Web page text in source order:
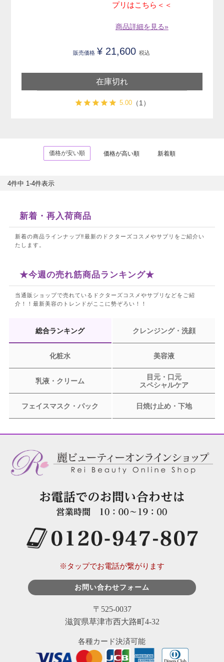
プリはこちら＜＜
商品詳細を見る»
販売価格 ¥ 21,600 税込
在庫切れ
5.00（1）
価格が安い順 価格が高い順 新着順
4件中 1-4件表示
新着・再入荷商品
新着の商品ラインナップ‼最新のドクターズコスメやサプリをご紹介い
たします。
★今週の売れ筋商品ランキング★
当通販ショップで売れているドクターズコスメやサプリなどをご紹
介！！最新美容のトレンドがここに勢ぞろい！！
総合ランキング クレンジング・洗顔
化粧水 美容液
乳液・クリーム
目元・口元
スペシャルケア
フェイスマスク・パック 日焼け止め・下地
※タップでお電話が繋がります
お問い合わせフォーム
〒525-0037
滋賀県草津市西大路町4-32
各種カード決済可能